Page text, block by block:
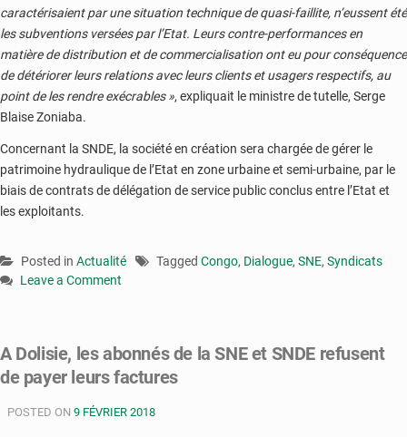
caractérisaient par une situation technique de quasi-faillite, n’eussent été
les subventions versées par l’Etat. Leurs contre-performances en
matière de distribution et de commercialisation ont eu pour conséquence
de détériorer leurs relations avec leurs clients et usagers respectifs, au
point de les rendre exécrables », expliquait le ministre de tutelle, Serge
Blaise Zoniaba.
Concernant la SNDE, la société en création sera chargée de gérer le
patrimoine hydraulique de l’Etat en zone urbaine et semi-urbaine, par le
biais de contrats de délégation de service public conclus entre l’Etat et
les exploitants.
Posted in Actualité Tagged Congo, Dialogue, SNE, Syndicats
Leave a Comment
la
SNDE
les
A Dolisie, les abonnés de la SNE et SNDE refusent
de payer leurs factures
POSTED ON 9 FÉVRIER 2018